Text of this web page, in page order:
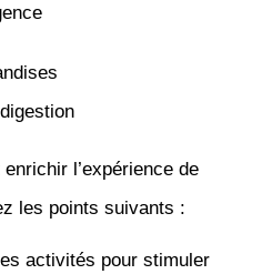
l’expérience de
les points suivants :
activités pour stimuler